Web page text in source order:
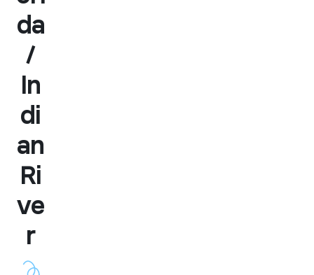
da
/
In
di
an
Ri
ve
r